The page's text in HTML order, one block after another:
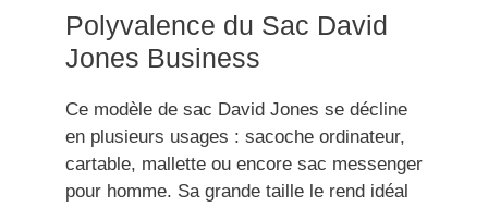
Polyvalence du Sac David
Jones Business
Ce modèle de sac David Jones se décline
en plusieurs usages : sacoche ordinateur,
cartable, mallette ou encore sac messenger
pour homme. Sa grande taille le rend idéal